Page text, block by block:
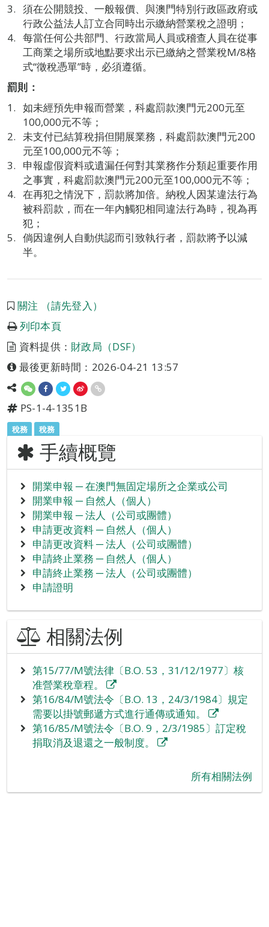
須在公開競投、一般報價、與澳門特別行政區政府或
行政公益法人訂立合同時出示繳納營業稅之證明；
每當任何公共部門、行政當局人員或稽查人員在從事
工商業之場所或地點要求出示已繳納之營業稅M/8格
式“徵稅憑單”時，必須遵循。
罰則：
如未經預先申報而營業，科處罰款澳門元200元至
100,000元不等；
未支付已結算稅捐但開展業務，科處罰款澳門元200
元至100,000元不等；
申報虛假資料或遺漏任何對其業務作分類起重要作用
之事實，科處罰款澳門元200元至100,000元不等；
在再犯之情況下，罰款將加倍。納稅人因某違法行為
被科罰款，而在一年內觸犯相同違法行為時，視為再
犯；
倘因違例人自動供認而引致執行者，罰款將予以減
半。
關注 （請先登入）
列印本頁
資料提供： 財政局（DSF）
最後更新時間：2026-04-21 13:57
PS-1-4-1351B
稅務 稅務
手續概覽
開業申報 ─ 在澳門無固定場所之企業或公司
開業申報 ─ 自然人（個人）
開業申報 ─ 法人（公司或團體）
申請更改資料 ─ 自然人（個人）
申請更改資料 ─ 法人（公司或團體）
申請終止業務 ─ 自然人（個人）
申請終止業務 ─ 法人（公司或團體）
申請證明
相關法例
第15/77/M號法律〔B.O. 53，31/12/1977〕核
准營業稅章程。
第16/84/M號法令〔B.O. 13，24/3/1984〕規定
需要以掛號郵遞方式進行通傳或通知。
第16/85/M號法令〔B.O. 9，2/3/1985〕訂定稅
捐取消及退還之一般制度。
‪所有相關法例